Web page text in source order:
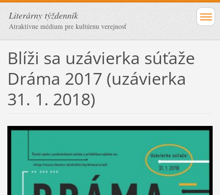
Literárny týždenník
Atraktívne médium pre kultúrnu verejnosť
Blíži sa uzávierka súťaže
Dráma 2017 (uzávierka
31. 1. 2018)